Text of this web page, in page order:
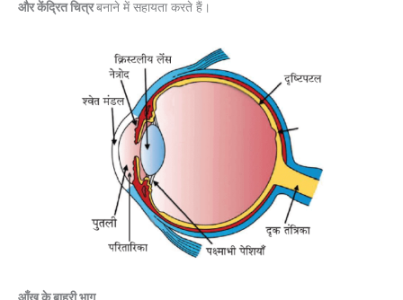
और केंद्रित चित्रबनाने में सहायता करते हैं।